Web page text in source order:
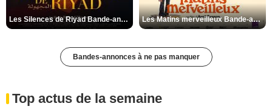
Les Silences de Riyad Bande-annonce VO STFR Les Matins merveilleux Bande-annonce VF
Bandes-annonces à ne pas manquer
Top actus de la semaine